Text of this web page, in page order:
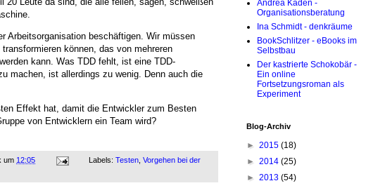
Arbeitsorganisation beschäftigen. Wir müssen
können, das von mehreren
kann. Was TDD fehlt, ist eine TDD-
machen, ist allerdings zu wenig. Denn auch die
Effekt hat, damit die Entwickler zum Besten
von Entwicklern ein Team wird?
um 12:05 Labels: Testen, Vorgehen bei der
Andrea Kaden -
Organisationsberatung
Ina Schmidt - denkräume
BookSchlitzer - eBooks im
Selbstbau
Der kastrierte Schokobär -
Ein online
Fortsetzungsroman als
Experiment
Blog-Archiv
► 2015 (18)
► 2014 (25)
► 2013 (54)